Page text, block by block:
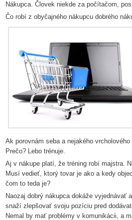
Nákupca. Človek niekde za počítačom,
Čo robí z obyčajného nákupcu dobrého
Ak porovnám seba a nejakého
Prečo? Lebo trénuje.
Aj v nákupe platí, že tréning robí majstra.
Musí vedieť, ktorý tovar je ako a kedy
čom to teda je?
Naozaj dobrý nákupca dokáže vyjednávať
snaží zlepšovať svoju pozíciu pred
Nemal by mať problémy v komunikácii, a